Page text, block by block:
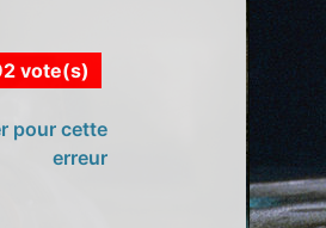
vote(s)
pour cette
erreur